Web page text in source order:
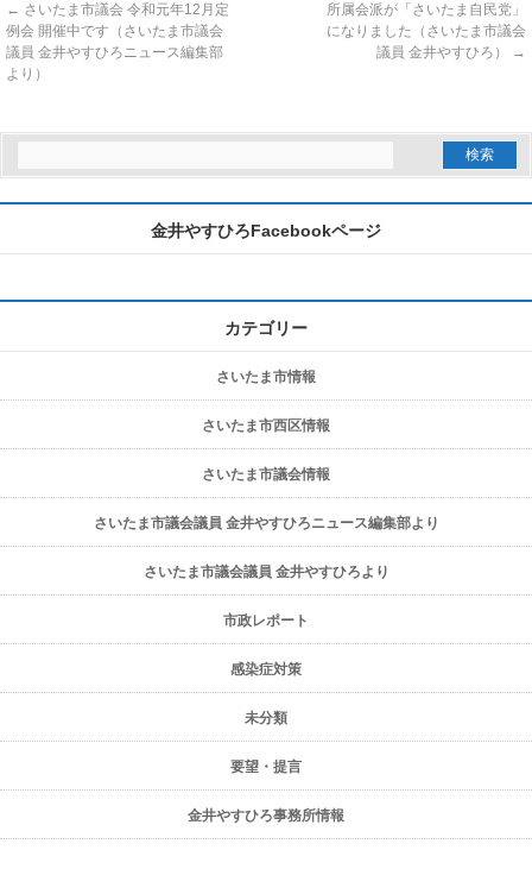
← さいたま市議会 令和元年12月定
例会 開催中です（さいたま市議会
議員 金井やすひろニュース編集部
より）
所属会派が「さいたま自民党」
になりました（さいたま市議会
議員 金井やすひろ）
→
金井やすひろFacebookページ
カテゴリー
さいたま市情報
さいたま市西区情報
さいたま市議会情報
さいたま市議会議員 金井やすひろニュース編集部より
さいたま市議会議員 金井やすひろより
市政レポート
感染症対策
未分類
要望・提言
金井やすひろ事務所情報